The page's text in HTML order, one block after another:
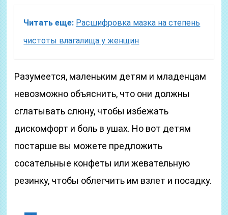
Читать еще: Расшифровка мазка на степень
чистоты влагалища у женщин
Разумеется, маленьким детям и младенцам
невозможно объяснить, что они должны
сглатывать слюну, чтобы избежать
дискомфорт и боль в ушах. Но вот детям
постарше вы можете предложить
сосательные конфеты или жевательную
резинку, чтобы облегчить им взлет и посадку.